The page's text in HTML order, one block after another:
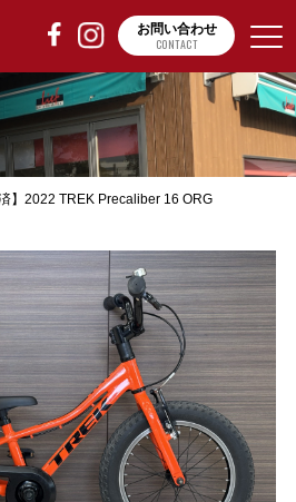
お問い合わせ
CONTACT
済】2022 TREK Precaliber 16 ORG